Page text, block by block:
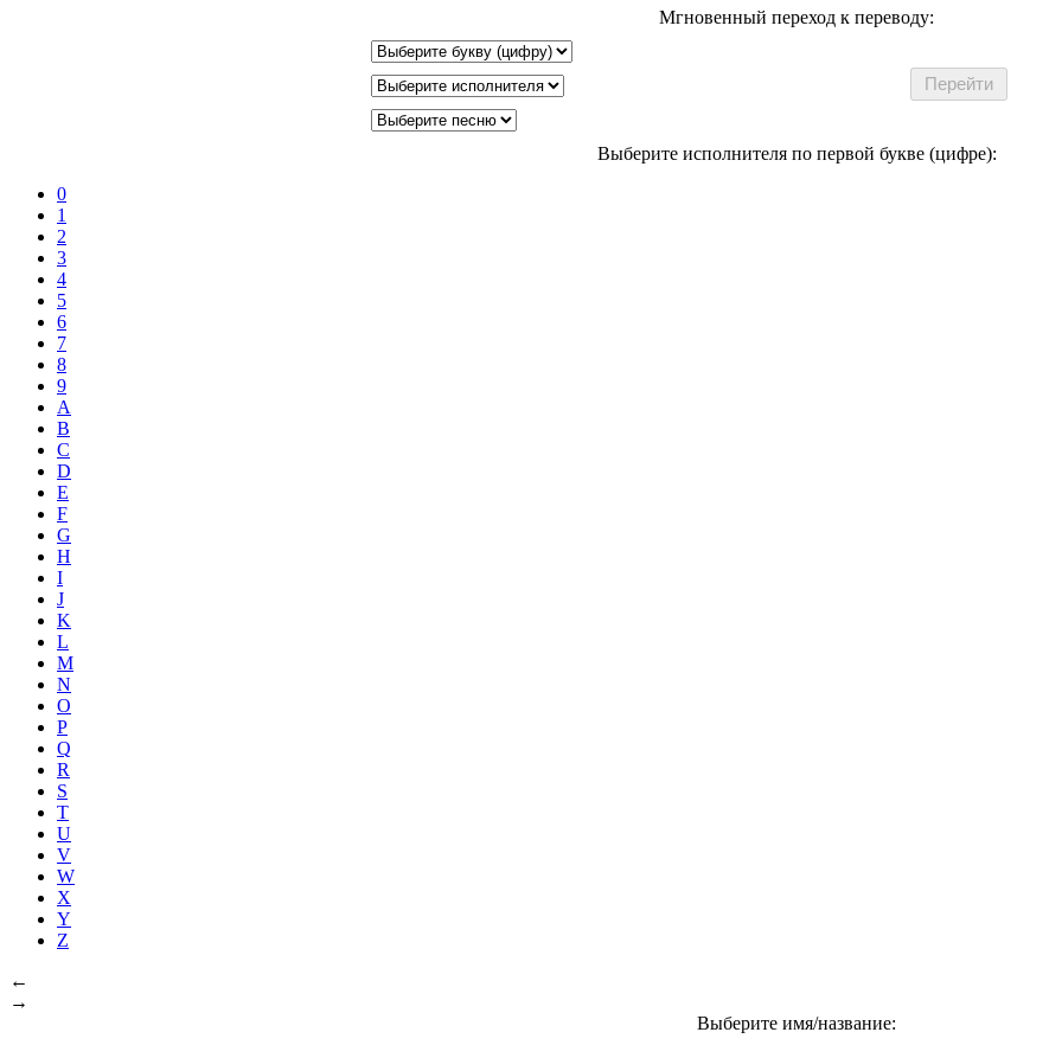
Мгновенный переход к переводу:
Выберите исполнителя по первой букве (цифре):
0
1
2
3
4
5
6
7
8
9
A
B
C
D
E
F
G
H
I
J
K
L
M
N
O
P
Q
R
S
T
U
V
W
X
Y
Z
←
→
Выберите имя/название: